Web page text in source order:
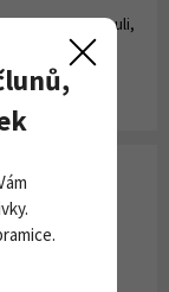
kde jsme shrnuli,